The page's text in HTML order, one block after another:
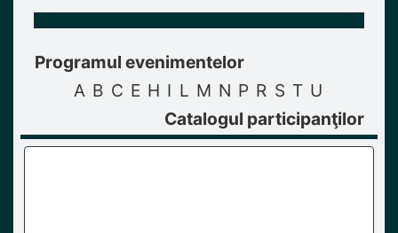
Programul evenimentelor
A B C E H I L M N P R S T U
Catalogul participanţilor